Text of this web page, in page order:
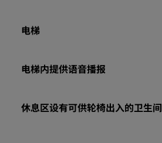
电梯
电梯内提供语音播报
休息区设有可供轮椅出入的卫生间